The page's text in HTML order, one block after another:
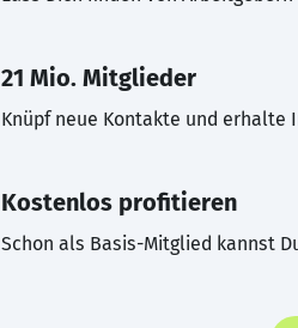
21 Mio. Mitglieder
Knüpf neue Kontakte und erhalte
Kostenlos profitieren
Schon als Basis-Mitglied kannst